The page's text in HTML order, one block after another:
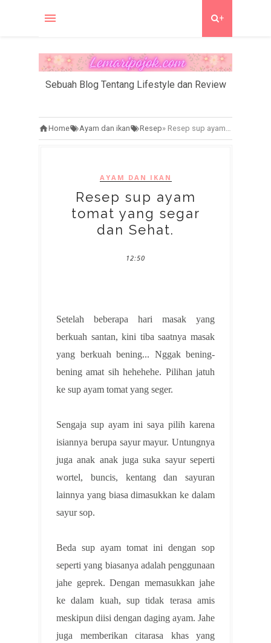
+
Sebuah Blog Tentang Lifestyle dan Review
Home Ayam dan ikan Resep» Resep sup ayam tomat yang segar dan Sehat.
AYAM DAN IKAN
Resep sup ayam
tomat yang segar
dan Sehat.
12:50
Setelah beberapa hari masak yang
berkuah santan, kini tiba saatnya masak
yang berkuah bening... Nggak bening-
bening amat sih hehehehe. Pilihan jatuh
ke sup ayam tomat yang seger.
Sengaja sup ayam ini saya pilih karena
isiannya berupa sayur mayur. Untungnya
juga anak anak juga suka sayur seperti
wortel, buncis, kentang dan sayuran
lainnya yang biasa dimasukkan ke dalam
sayur sop.
Beda sup ayam tomat ini dengan sop
seperti yang biasanya adalah penggunaan
jahe geprek. Dengan memasukkan jahe
ke dalam kuah, sup tidak terasa amis
meskipun diisi dengan daging ayam. Jahe
juga memberikan citarasa khas yang